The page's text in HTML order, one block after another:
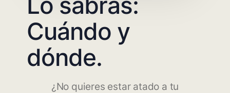
Cuándo y
dónde.
¿No quieres estar atado a tu